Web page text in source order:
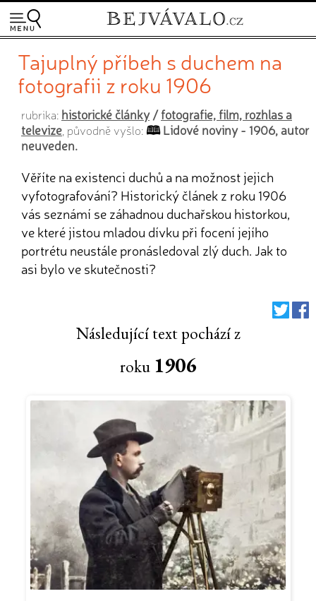
Tajuplný příbeh s duchem na
fotografii z roku 1906
rubrika: historické články/fotografie, film, rozhlas a
televize , původně vyšlo:
Lidové noviny - 1906, autor
neuveden.
Věříte na existenci duchů a na možnost jejich
vyfotografování? Historický článek z roku 1906
vás seznámí se záhadnou duchařskou historkou,
ve které jistou mladou dívku při focení jejího
portrétu neustále pronásledoval zlý duch. Jak to
asi bylo ve skutečnosti?
Následující text pochází z
roku 1906